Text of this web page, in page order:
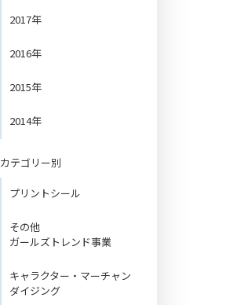
2017年
2016年
2015年
2014年
カテゴリー別
プリントシール
その他
ガールズトレンド事業
キャラクター・マーチャン
ダイジング